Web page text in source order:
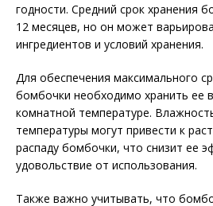
годности. Средний срок хранения
12 месяцев, но он может
ингредиентов и условий хранения.
Для обеспечения максимального
бомбочки необходимо хранить ее
комнатной температуре.
температуры могут привести к
распаду бомбочки, что снизит ее
удовольствие от использования.
Также важно учитывать, что